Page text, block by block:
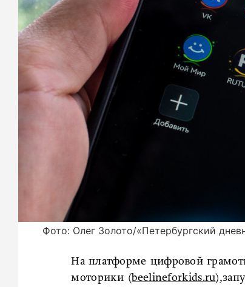
Фото: Олег Золото/«Петербургский
На платформе цифровой
моторики (beelineforkids.ru